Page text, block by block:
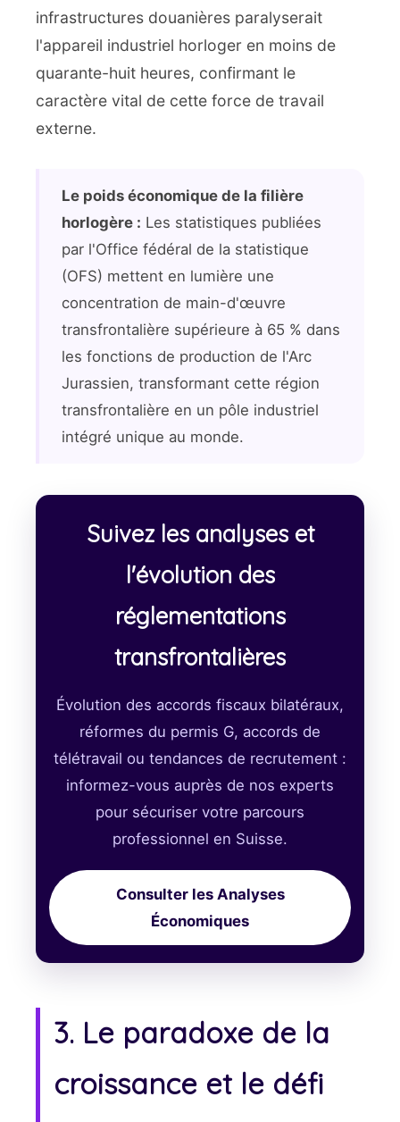
infrastructures douanières paralyserait
l'appareil industriel horloger en moins de
quarante-huit heures, confirmant le
caractère vital de cette force de travail
externe.
Le poids économique de la filière
horlogère : Les statistiques publiées
par l'Office fédéral de la statistique
(OFS) mettent en lumière une
concentration de main-d'œuvre
transfrontalière supérieure à 65 % dans
les fonctions de production de l'Arc
Jurassien, transformant cette région
transfrontalière en un pôle industriel
intégré unique au monde.
Suivez les analyses et
l'évolution des
réglementations
transfrontalières
Évolution des accords fiscaux bilatéraux,
réformes du permis G, accords de
télétravail ou tendances de recrutement :
informez-vous auprès de nos experts
pour sécuriser votre parcours
professionnel en Suisse.
Consulter les Analyses
Économiques
3. Le paradoxe de la
croissance et le défi